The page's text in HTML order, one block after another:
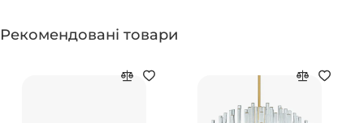
Рекомендовані товари